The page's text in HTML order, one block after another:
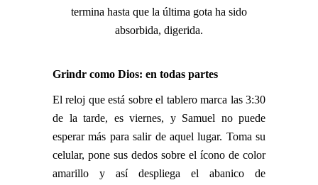
termina hasta que la última gota ha sido
absorbida, digerida.
Grindr como Dios: en todas partes
El reloj que está sobre el tablero marca las 3:30
de la tarde, es viernes, y Samuel no puede
esperar más para salir de aquel lugar. Toma su
celular, pone sus dedos sobre el ícono de color
amarillo y así despliega el abanico de